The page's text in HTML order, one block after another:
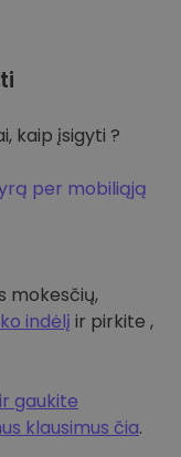
kaip įsigyti ?
per mobiliąją
mokesčių,
indėlį ir pirkite ,
gaukite
klausimus čia.